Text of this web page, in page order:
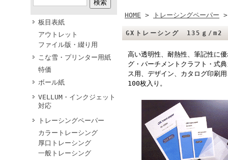
板目表紙
アウトレット
ファイル版・綴り用
こな雪・プリンター用紙
特価
ボール紙
VELLUM・インクジェット
対応
トレーシングペーパー
カラートレーシング
厚口トレーシング
一般トレーシング
HOME > トレーシングペーパー
GXトレーシング 135ｇ/
高い透明性、耐熱性、筆記性に
グ・パーチメントクラフト・式
ス用、デザイン、カタログ印刷
100枚入り。